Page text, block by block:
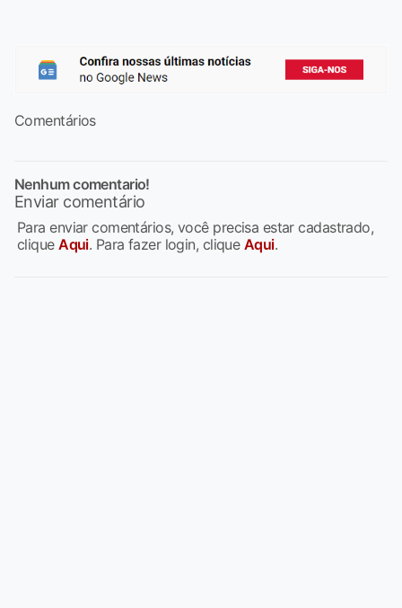
Comentários
Nenhum comentario!
Enviar comentário
Para enviar comentários, você precisa estar cadastrado,
cliqueAqui. Para fazer login, clique Aqui.